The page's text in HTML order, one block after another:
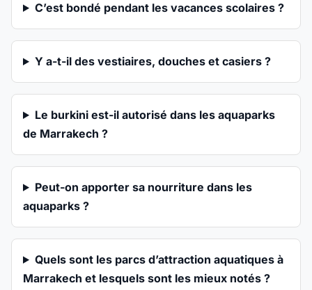
C’est bondé pendant les vacances scolaires ?
Y a-t-il des vestiaires, douches et casiers ?
Le burkini est-il autorisé dans les aquaparks
de Marrakech ?
Peut-on apporter sa nourriture dans les
aquaparks ?
Quels sont les parcs d’attraction aquatiques à
Marrakech et lesquels sont les mieux notés ?